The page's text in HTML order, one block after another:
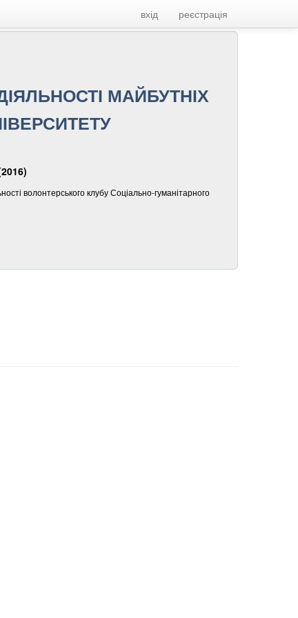
вхід реєстрація
МАЙБУТНІХ
волонтерського клубу Соціально-гуманітарного